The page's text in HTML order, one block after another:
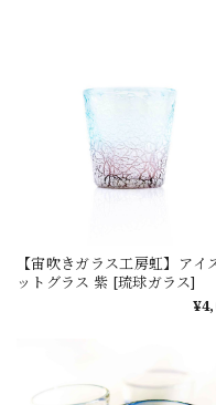
【宙吹きガラス工房虹】アイ
ットグラス 紫 [琉球ガラス]